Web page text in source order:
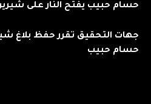
حسام حبيب يفتح النار على
جهات التحقيق تقرر حفظ بلاغ
حسام حبيب